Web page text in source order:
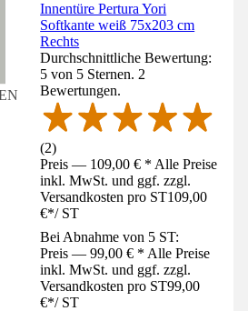
Innentüre Pertura Yori
Softkante weiß 75x203 cm
Rechts
Durchschnittliche Bewertung:
5 von 5 Sternen. 2
Bewertungen.
(2)
Preis — 109,00 € * Alle Preise
inkl. MwSt. und ggf. zzgl.
Versandkosten pro ST109,00
€*/ ST
Bei Abnahme von 5 ST:
Preis — 99,00 € * Alle Preise
inkl. MwSt. und ggf. zzgl.
Versandkosten pro ST99,00
€*/ ST